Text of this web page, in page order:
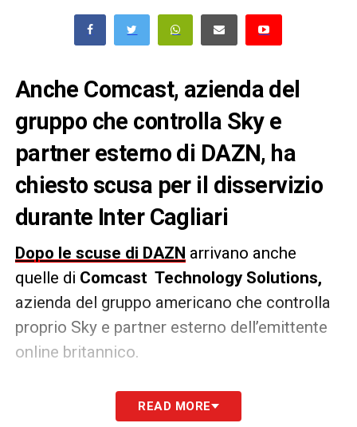
Anche Comcast, azienda del
gruppo che controlla Sky e
partner esterno di DAZN, ha
chiesto scusa per il disservizio
durante Inter Cagliari
Dopo le scuse di DAZN arrivano anche
quelle di Comcast Technology Solutions,
azienda del gruppo americano che controlla
proprio Sky e partner esterno dell’emittente
online britannico.
«Eravamo in stretto contatto con loro
mentre risolvevamo il problema e ci
READ MORE